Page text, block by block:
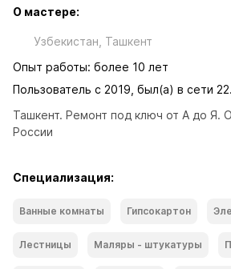
О мастере:
Узбекистан, Ташкент
Опыт работы: более 10 лет
Пользователь с 2019, был(а) в сети
Ташкент. Ремонт под ключ от А до Я.
России
Специализация:
Ванные комнаты Гипсокартон
Лестницы Маляры - штукатуры